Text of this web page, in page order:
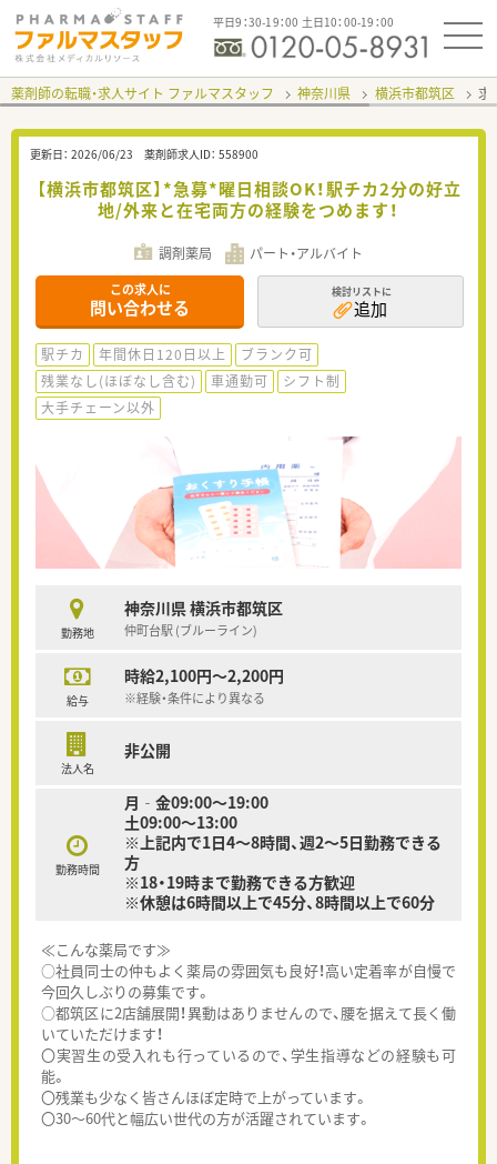
平日9：30-19：00 土日10：00-19：00
薬剤師の転職・求人サイト ファルマスタッフ 神奈川県 横浜市都筑区 求
更新日： 2026/06/23 薬剤師求人ID： 558900
【横浜市都筑区】*急募*曜日相談OK！駅チカ2分の好立
地/外来と在宅両方の経験をつめます！
調剤薬局 パート・アルバイト
この求人に
問い合わせる
検討リストに
追加
駅チカ 年間休日120日以上
ブランク可
残業なし(ほぼなし含む)
車通勤可
シフト制
大手チェーン以外
勤務地
神奈川県 横浜市都筑区
仲町台駅 (ブルーライン)
給与
時給2,100円～2,200円
※経験・条件により異なる
法人名
非公開
勤務時間
月‐金09:00～19:00
土09:00～13:00
※上記内で1日4～8時間、週2～5日勤務できる
方
※18・19時まで勤務できる方歓迎
※休憩は6時間以上で45分、8時間以上で60分
≪こんな薬局です≫
○社員同士の仲もよく薬局の雰囲気も良好！高い定着率が自慢で
今回久しぶりの募集です。
○都筑区に2店舗展開！異動はありませんので、腰を据えて長く働
いていただけます！
〇実習生の受入れも行っているので、学生指導などの経験も可
能。
〇残業も少なく皆さんほぼ定時で上がっています。
〇30～60代と幅広い世代の方が活躍されています。